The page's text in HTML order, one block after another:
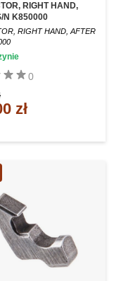
RIGHT HAND,
N K850000
RIGHT HAND, AFTER
0
zł